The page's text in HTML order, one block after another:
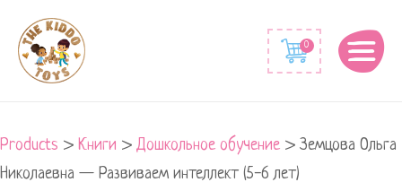
0
Products > Книги > Дошкольное обучение > Земцова Ольга
Николаевна — Развиваем интеллект (5-6 лет)